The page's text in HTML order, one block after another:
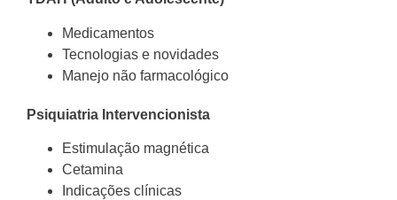
Medicamentos
Tecnologias e novidades
Manejo não farmacológico
Psiquiatria Intervencionista
Estimulação magnética
Cetamina
Indicações clínicas